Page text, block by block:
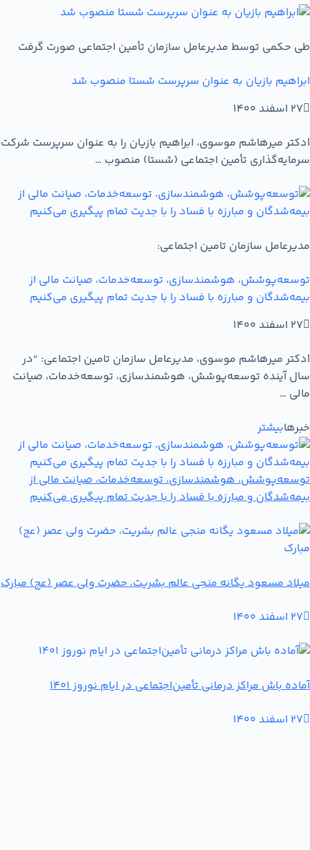
طی حکمی توسط مدیرعامل سازمان تأمین اجتماعی صورت گرفت
ابراهیم بازیان به عنوان سرپرست شستا منصوب شد
27 اسفند 1400
|دکتر میرهاشم موسوی، ابراهیم بازیان را به عنوان سرپرست شرکت
سرمایه‌گذاری تأمین اجتماعی (شستا) منصوب …
مدیرعامل سازمان تامین اجتماعی:
توسعه‌پوشش، هوشمندسازی، توسعه‌خدمات، صیانت مالی از
بیمه‌شدگان و مبارزه با فساد را با جدیت تمام پیگیری می‌کنیم
27 اسفند 1400
|دکتر میرهاشم موسوی، مدیرعامل سازمان تامین اجتماعی: “در
سال آینده توسعه‌پوشش، هوشمندسازی، توسعه‌خدمات، صیانت
مالی …
خبرهابیشتر
توسعه‌پوشش، هوشمندسازی، توسعه‌خدمات، صیانت مالی از
بیمه‌شدگان و مبارزه با فساد را با جدیت تمام پیگیری می‌کنیم
میلاد مسعود یگانه منجی عالم بشریت، حضرت ولی عصر (عج) مبارک
27 اسفند 1400
آماده باش مراکز درمانی تأمین‌اجتماعی در ایام نوروز 1401
27 اسفند 1400